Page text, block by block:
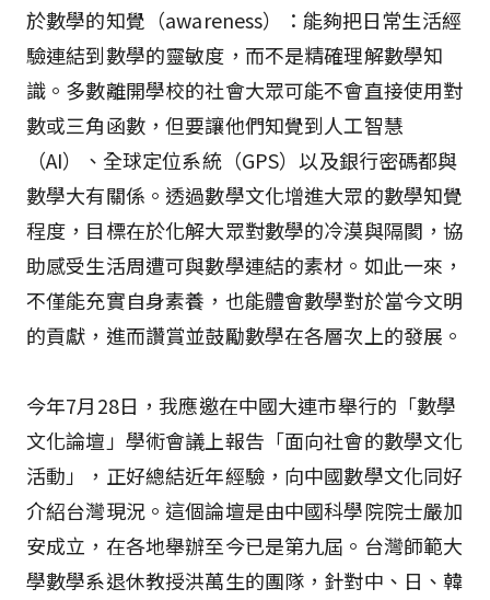
於數學的知覺（awareness）：能夠把日常生活經
驗連結到數學的靈敏度，而不是精確理解數學知
識。多數離開學校的社會大眾可能不會直接使用對
數或三角函數，但要讓他們知覺到人工智慧
（AI）、全球定位系統（GPS）以及銀行密碼都與
數學大有關係。透過數學文化增進大眾的數學知覺
程度，目標在於化解大眾對數學的冷漠與隔閡，協
助感受生活周遭可與數學連結的素材。如此一來，
不僅能充實自身素養，也能體會數學對於當今文明
的貢獻，進而讚賞並鼓勵數學在各層次上的發展。
今年7月28日，我應邀在中國大連市舉行的「數學
文化論壇」學術會議上報告「面向社會的數學文化
活動」，正好總結近年經驗，向中國數學文化同好
介紹台灣現況。這個論壇是由中國科學院院士嚴加
安成立，在各地舉辦至今已是第九屆。台灣師範大
學數學系退休教授洪萬生的團隊，針對中、日、韓